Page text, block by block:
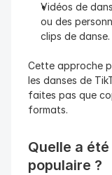
Vidéos de
ou des
clips de danse.
Cette approche
les danses de
faites pas que
formats.
Quelle a
populaire ?